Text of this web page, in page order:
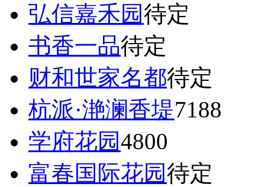
弘信嘉禾园待定
书香一品待定
财和世家名都待定
杭派·滟澜香堤7188
学府花园4800
富春国际花园待定